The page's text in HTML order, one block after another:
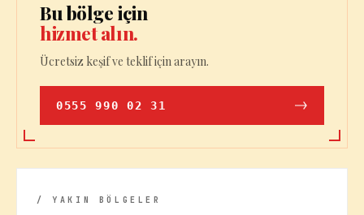
Bu bölge için
hizmet alın.
Ücretsiz keşif ve teklif için arayın.
0555 990 02 31
/ YAKIN BÖLGELER